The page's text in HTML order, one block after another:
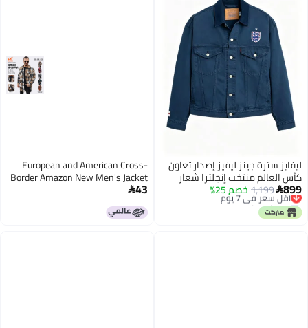
ليفايز سترة جينز ليفيز إصدار تعاون
كأس العالم منتخب إنجلترا شعار
ثلاثة أسود تصميم عصري للرجال
والنساءz
899
1,199خصم 25%أقل سعر في 7 يوم
توصيل مجاني
أقل سعر في 7 يوم
European and American Cross-
Border Amazon New Men's Jacket
Shirt Casual Sports Long Buttoned
Double-Pocket Trench Coat for
Men
43